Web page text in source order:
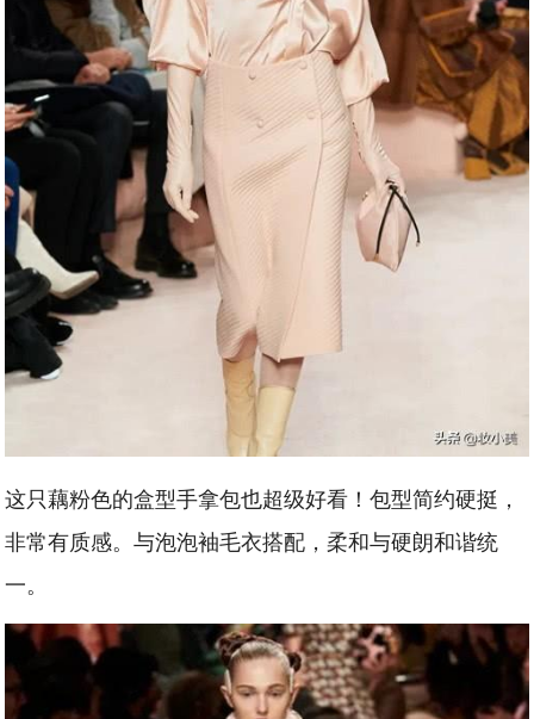
这只藕粉色的盒型手拿包也超级好看！包型简约硬挺，
非常有质感。与泡泡袖毛衣搭配，柔和与硬朗和谐统
一。